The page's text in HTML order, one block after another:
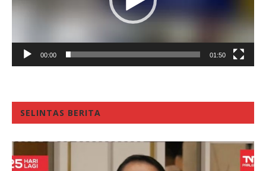
00:00 01:50
SELINTAS BERITA